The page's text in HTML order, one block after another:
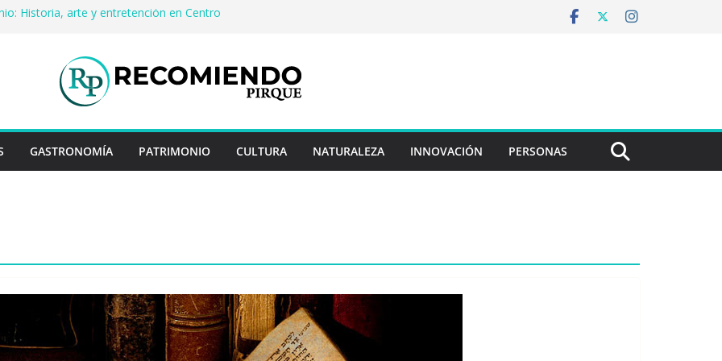
Historia, arte y entretención en Centro
Rayo Credit y diferencias frente a
historias: ingredientes que dieron
enterosGASTRONOMÍA PATRIMONIO CULTURA NATURALEZA INNOVACIÓN PERSONAS